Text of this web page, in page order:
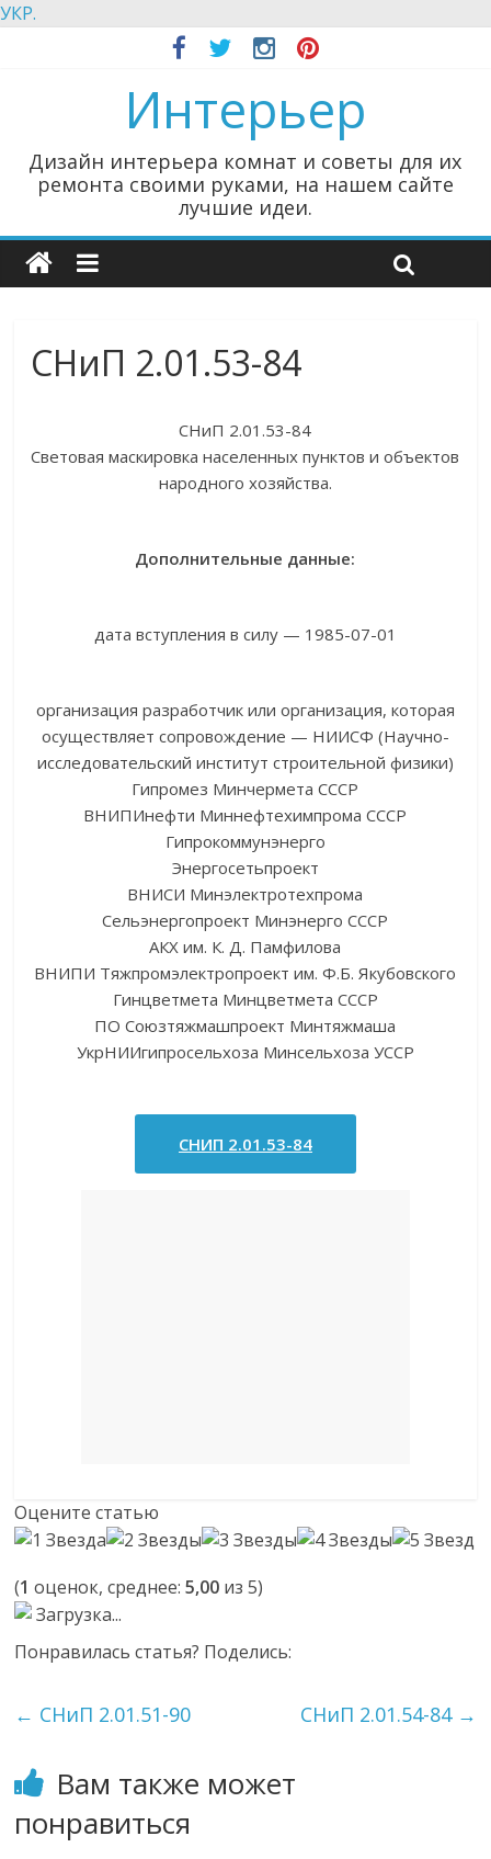
УКР.
Интерьер
Дизайн интерьера комнат и советы для их
ремонта своими руками, на нашем сайте
лучшие идеи.
СНиП 2.01.53-84
СНиП 2.01.53-84
Световая маскировка населенных пунктов и объектов
народного хозяйства.
Дополнительные данные:
дата вступления в силу — 1985-07-01
организация разработчик или организация, которая
осуществляет сопровождение — НИИСФ (Научно-
исследовательский институт строительной физики)
Гипромез Минчермета СССР
ВНИПИнефти Миннефтехимпрома СССР
Гипрокоммунэнерго
Энергосетьпроект
ВНИСИ Минэлектротехпрома
Сельэнергопроект Минэнерго СССР
АКХ им. К. Д. Памфилова
ВНИПИ Тяжпромэлектропроект им. Ф.Б. Якубовского
Гинцветмета Минцветмета СССР
ПО Союзтяжмашпроект Минтяжмаша
УкрНИИгипросельхоза Минсельхоза УССР
СНИП 2.01.53-84
Оцените статью
(1 оценок, среднее:5,00 из 5)
Загрузка...
Понравилась статья? Поделись:
← СНиП 2.01.51-90 СНиП 2.01.54-84 →
Вам также может
понравиться